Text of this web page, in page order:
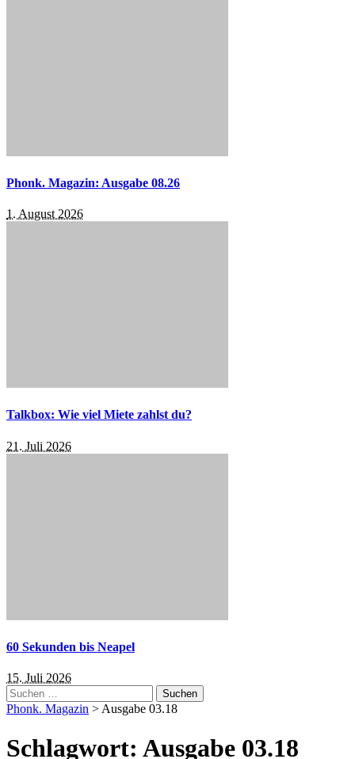
Phonk. Magazin: Ausgabe 08.26
1. August 2026
Talkbox: Wie viel Miete zahlst du?
21. Juli 2026
60 Sekunden bis Neapel
15. Juli 2026
Suchen
nach:
Phonk. Magazin > Ausgabe 03.18
Schlagwort: Ausgabe 03.18